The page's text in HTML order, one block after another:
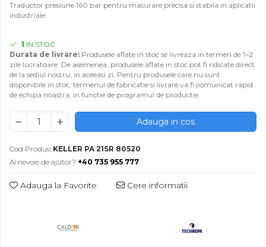
Rezistente electrice banda mica
Rezistente electrice plate mica
Rezistentele tubulare flexibile
Rezistență microtubulară
Incalzitor ceramic infrarosu
Rezistente electrice tubulara
Rezistențe pentru mașini de
injecție
Traductor presiune 160 bar pentru masurare precisa si stabila in aplicatii
industriale.
1 IN STOC
Durata de livrare: Produsele aflate in stoc se livreaza in termen de 1–2
zile lucratoare. De asemenea, produsele aflate in stoc pot fi ridicate direct
de la sediul nostru, in aceeasi zi. Pentru produsele care nu sunt
disponibile in stoc, termenul de fabricatie si livrare va fi comunicat rapid
de echipa noastra, in functie de programul de productie.
Adauga in cos
Cod Produs: KELLER PA 21SR 80520
Ai nevoie de ajutor? +40 735 955 777
Adauga la Favorite Cere informatii